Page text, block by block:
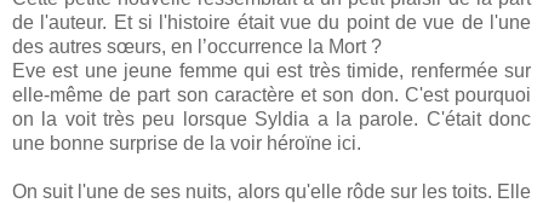
de l'auteur. Et si l'histoire était vue du point de vue de l'une
des autres sœurs, en l’occurrence la Mort ?
Eve est une jeune femme qui est très timide, renfermée sur
elle-même de part son caractère et son don. C'est pourquoi
on la voit très peu lorsque Syldia a la parole. C'était donc
une bonne surprise de la voir héroïne ici.
On suit l'une de ses nuits, alors qu'elle rôde sur les toits. Elle